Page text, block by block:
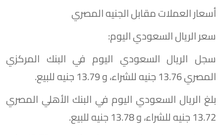
أسعار العملات مقابل الجنيه المصري
سعر الريال السعودي اليوم:
سجل الريال السعودي اليوم في البنك المركزي
المصري 13.76 جنيه للشراء، و 13.79 جنيه للبيع.
بلغ الريال السعودي اليوم في البنك الأهلي المصري
13.72 جنيه للشراء، و 13.78 جنيه للبيع.